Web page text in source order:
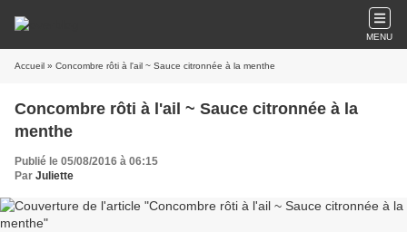
MENU
Accueil » Concombre rôti à l'ail ~ Sauce citronnée à la menthe
Concombre rôti à l'ail ~ Sauce citronnée à la
menthe
Publié le 05/08/2016 à 06:15
Par Juliette